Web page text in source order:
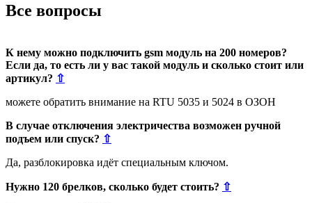
Все вопросы
К нему можно подключить gsm модуль на 200 номеров?
Если да, то есть ли у вас такой модуль и сколько стоит или
артикул? ⇧
можете обратить внимание на RTU 5035 и 5024 в ОЗОН
В случае отключения электричества возможен ручной
подъем или спуск? ⇧
Да, разблокировка идёт специальным ключом.
Нужно 120 брелков, сколько будет стоить? ⇧